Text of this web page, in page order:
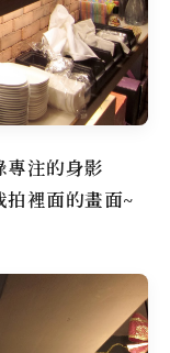
專注的身影
裡面的畫面~